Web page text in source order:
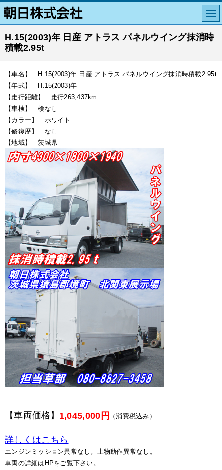
H.15(2003)年 日産 アトラス パネルウイング抹消時
積載2.95t
【車名】 H.15(2003)年 日産 アトラス パネルウイング抹消時積載2.95t
【年式】 H.15(2003)年
【走行距離】 走行263,437km
【車検】 検なし
【カラー】 ホワイト
【修復歴】 なし
【地域】 茨城県
【車両価格】 1,045,000円 （消費税込み）
詳しくはこちら
エンジンミッション異常なし。上物動作異常なし。
車両の詳細はHPをご覧下さい。